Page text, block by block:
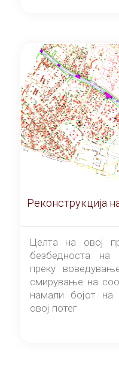
Реконструкција
Целта на овој
безбедноста
преку
смирување на
намали бојот на
овој потег